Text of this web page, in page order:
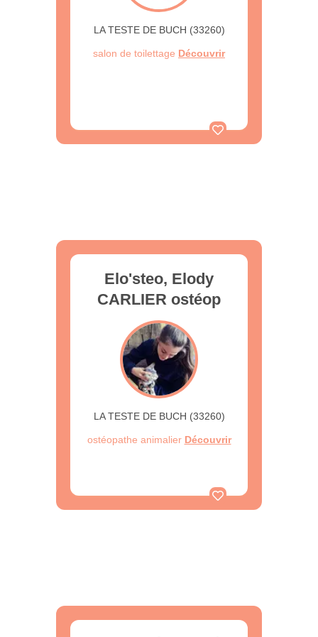
LA TESTE DE BUCH (33260)
salon de toilettage Découvrir
Elo'steo, Elody
CARLIER ostéop
LA TESTE DE BUCH (33260)
ostéopathe animalier Découvrir